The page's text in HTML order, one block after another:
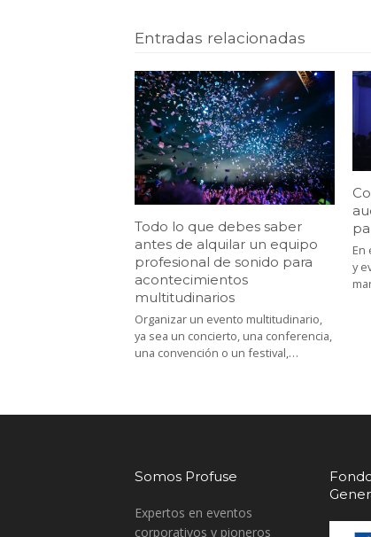
Entradas relacionadas
Todo lo que debes saber
antes de alquilar un equipo
profesional de sonido para
acontecimientos
multitudinarios
Organizar un evento multitudinario,
ya sea un concierto, una conferencia,
una convención o un festival,…
En
y
Somos Profuse
Expertos en eventos
corporativos y pioneros